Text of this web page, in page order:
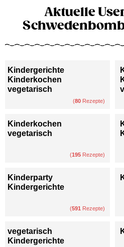
Aktuelle
Kindergerichte
Kinderkochen
vegetarisch
(80 Rezepte)
Kinderkochen
vegetarisch
(195 Rezepte)
Kinderparty
Kindergerichte
(591 Rezepte)
vegetarisch
Kindergerichte